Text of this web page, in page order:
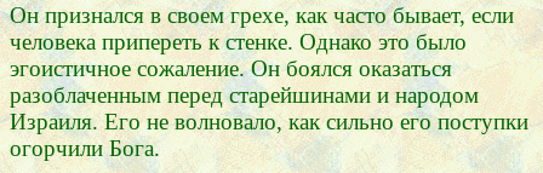
Он признался в своем грехе, как часто бывает, если
человека припереть к стенке. Однако это было
эгоистичное сожаление. Он боялся оказаться
разоблаченным перед старейшинами и народом
Израиля. Его не волновало, как сильно его поступки
огорчили Бога.